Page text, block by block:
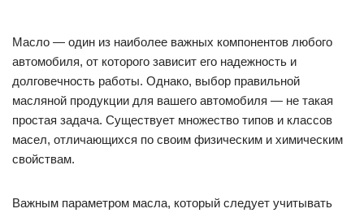
Масло — один из наиболее важных компонентов любого
автомобиля, от которого зависит его надежность и
долговечность работы. Однако, выбор правильной
масляной продукции для вашего автомобиля — не такая
простая задача. Существует множество типов и классов
масел, отличающихся по своим физическим и химическим
свойствам.
Важным параметром масла, который следует учитывать